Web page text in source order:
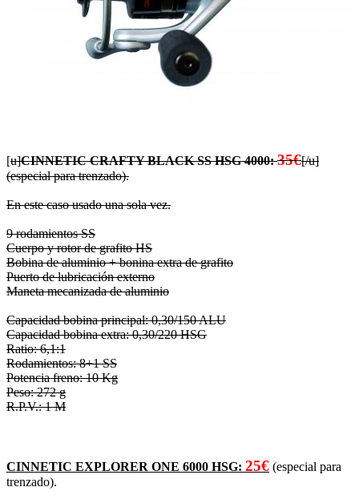
[u]CINNETIC CRAFTY BLACK SS HSG 4000:35€[/u]
(especial para trenzado).
En este caso usado una sola vez.
9 rodamientos SS
Cuerpo y rotor de grafito HS
Bobina de aluminio + bonina extra de grafito
Puerto de lubricación externo
Maneta mecanizada de aluminio
Capacidad bobina principal: 0,30/150 ALU
Capacidad bobina extra: 0,30/220 HSG
Ratio: 6,1:1
Rodamientos: 8+1 SS
Potencia freno: 10 Kg
Peso: 272 g
R.P.V.: 1 M
CINNETIC EXPLORER ONE 6000 HSG: 25€ (especial para
trenzado).